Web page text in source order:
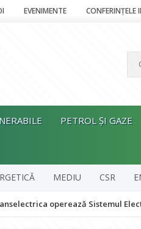
EVENIMENTE CONFERINȚELE
PETROL ȘI GAZE
MEDIU CSR
Sistemul